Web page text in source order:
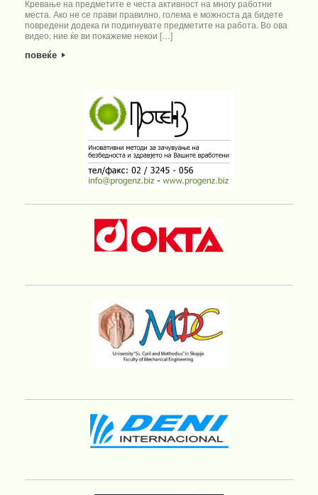
Кревање на предметите е честа активност на многу работни
места. Ако не се прави правилно, голема е можноста да бидете
повредени додека ги подигнувате предметите на работа. Во ова
видео, ние ќе ви покажеме некои […]
повеќе